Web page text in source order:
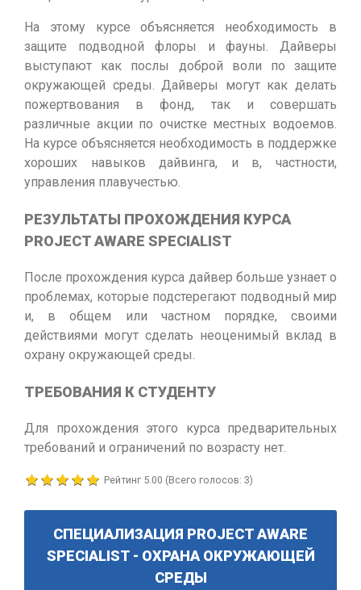
На этому курсе объясняется необходимость в
защите подводной флоры и фауны. Дайверы
выступают как послы доброй воли по защите
окружающей среды. Дайверы могут как делать
пожертвования в фонд, так и совершать
различные акции по очистке местных водоемов.
На курсе объясняется необходимость в поддержке
хороших навыков дайвинга, и в, частности,
управления плавучестью.
РЕЗУЛЬТАТЫ ПРОХОЖДЕНИЯ КУРСА
PROJECT AWARE SPECIALIST
После прохождения курса дайвер больше узнает о
проблемах, которые подстерегают подводный мир
и, в общем или частном порядке, своими
действиями могут сделать неоценимый вклад в
охрану окружающей среды.
ТРЕБОВАНИЯ К СТУДЕНТУ
Для прохождения этого курса предварительных
требований и ограничений по возрасту нет.
Рейтинг 5.00 (Всего голосов: 3)
СПЕЦИАЛИЗАЦИЯ PROJECT AWARE
SPECIALIST - ОХРАНА ОКРУЖАЮЩЕЙ
СРЕДЫ